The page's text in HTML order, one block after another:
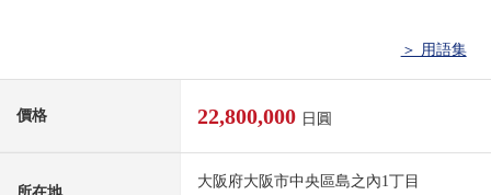
＞ 用語集
價格 22,800,000 日圓
大阪府大阪市中央區島之內1丁目